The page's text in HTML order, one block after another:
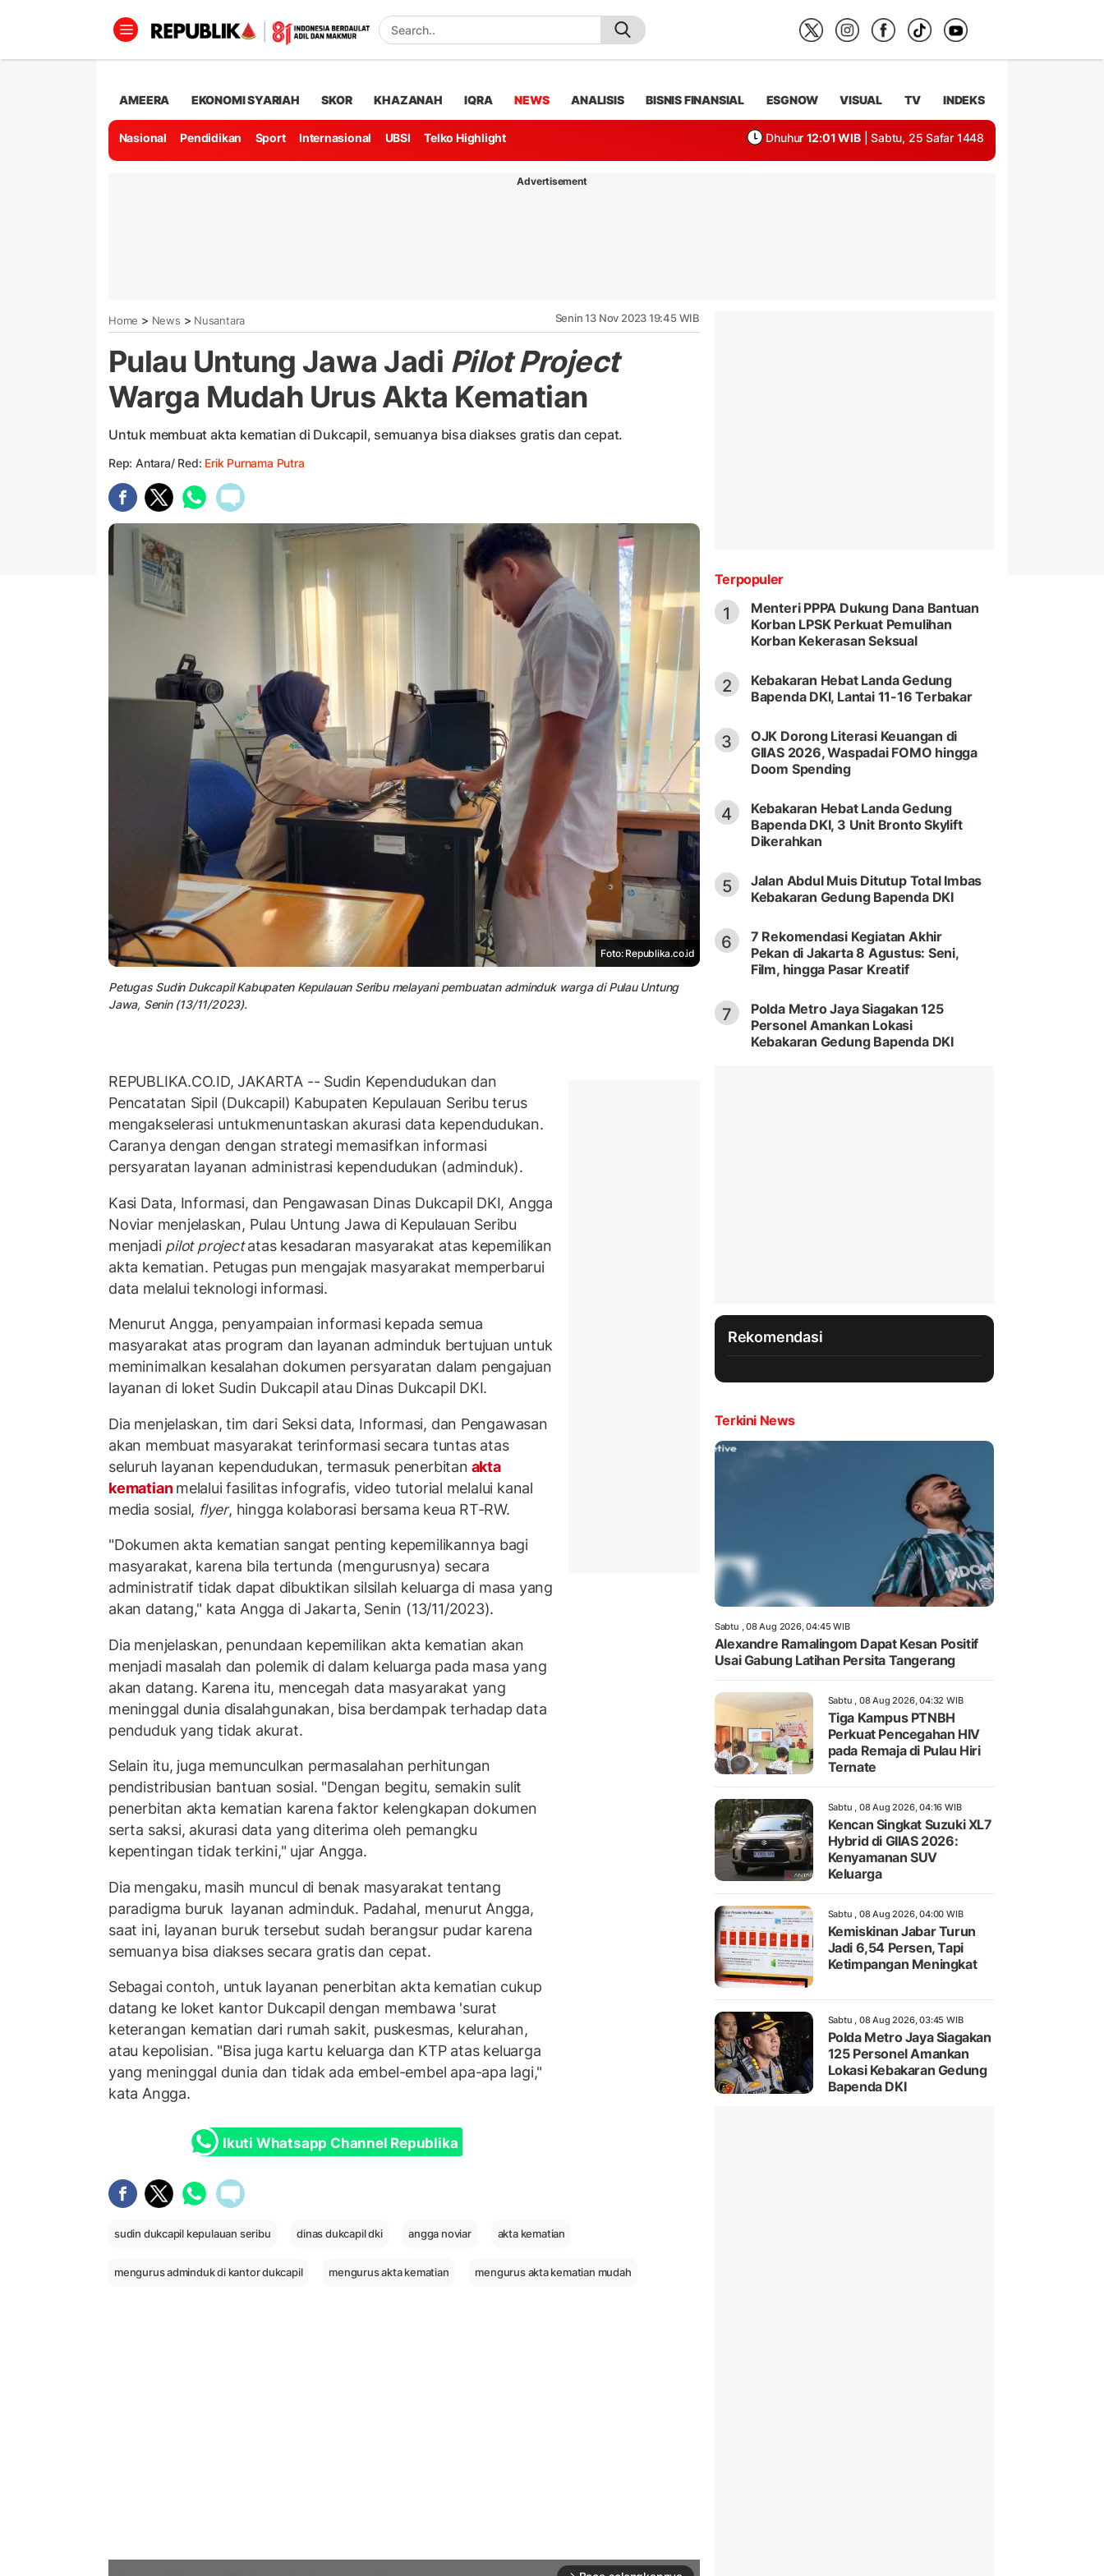
AMEERA EKONOMI SYARIAH SKOR KHAZANAH IQRA NEWS ANALISIS BISNIS FINANSIAL ESGNOW VISUAL TV INDEKS
Nasional Pendidikan Sport Internasional UBSI Telko Highlight Dhuhur 12:01 WIB | Sabtu, 25 Safar 1448
Advertisement
Home > News > Nusantara Senin 13 Nov 2023 19:45 WIB
Pulau Untung Jawa Jadi Pilot Project
Warga Mudah Urus Akta Kematian
Untuk membuat akta kematian di Dukcapil, semuanya bisa diakses gratis dan cepat.
Rep: Antara/ Red: Erik Purnama Putra
Foto: Republika.co.id
Petugas Sudin Dukcapil Kabupaten Kepulauan Seribu melayani pembuatan adminduk warga di Pulau Untung
Jawa, Senin (13/11/2023).
REPUBLIKA.CO.ID, JAKARTA -- Sudin Kependudukan dan
Pencatatan Sipil (Dukcapil) Kabupaten Kepulauan Seribu terus
mengakselerasi untukmenuntaskan akurasi data kependudukan.
Caranya dengan dengan strategi memasifkan informasi
persyaratan layanan administrasi kependudukan (adminduk).
Kasi Data, Informasi, dan Pengawasan Dinas Dukcapil DKI, Angga
Noviar menjelaskan, Pulau Untung Jawa di Kepulauan Seribu
menjadi pilot projectatas kesadaran masyarakat atas kepemilikan
akta kematian. Petugas pun mengajak masyarakat memperbarui
data melalui teknologi informasi.
Menurut Angga, penyampaian informasi kepada semua
masyarakat atas program dan layanan adminduk bertujuan untuk
meminimalkan kesalahan dokumen persyaratan dalam pengajuan
layanan di loket Sudin Dukcapil atau Dinas Dukcapil DKI.
Dia menjelaskan, tim dari Seksi data, Informasi, dan Pengawasan
akan membuat masyarakat terinformasi secara tuntas atas
seluruh layanan kependudukan, termasuk penerbitan akta
kematianmelalui fasilitas infografis, video tutorial melalui kanal
media sosial, flyer, hingga kolaborasi bersama keua RT-RW.
"Dokumen akta kematian sangat penting kepemilikannya bagi
masyarakat, karena bila tertunda (mengurusnya) secara
administratif tidak dapat dibuktikan silsilah keluarga di masa yang
akan datang," kata Angga di Jakarta, Senin (13/11/2023).
Dia menjelaskan, penundaan kepemilikan akta kematian akan
menjadi masalah dan polemik di dalam keluarga pada masa yang
akan datang. Karena itu, mencegah data masyarakat yang
meninggal dunia disalahgunakan, bisa berdampak terhadap data
penduduk yang tidak akurat.
Selain itu, juga memunculkan permasalahan perhitungan
pendistribusian bantuan sosial. "Dengan begitu, semakin sulit
penerbitan akta kematian karena faktor kelengkapan dokumen
serta saksi, akurasi data yang diterima oleh pemangku
kepentingan tidak terkini," ujar Angga.
Dia mengaku, masih muncul di benak masyarakat tentang
paradigma buruk layanan adminduk. Padahal, menurut Angga,
saat ini, layanan buruk tersebut sudah berangsur pudar karena
semuanya bisa diakses secara gratis dan cepat.
Sebagai contoh, untuk layanan penerbitan akta kematian cukup
datang ke loket kantor Dukcapil dengan membawa 'surat
keterangan kematian dari rumah sakit, puskesmas, kelurahan,
atau kepolisian. "Bisa juga kartu keluarga dan KTP atas keluarga
yang meninggal dunia dan tidak ada embel-embel apa-apa lagi,"
kata Angga.
Ikuti Whatsapp Channel Republika
sudin dukcapil kepulauan seribu dinas dukcapil dki angga noviar akta kematian
mengurus adminduk di kantor dukcapil mengurus akta kematian mengurus akta kematian mudah
Terpopuler
1
Menteri PPPA Dukung Dana Bantuan
Korban LPSK Perkuat Pemulihan
Korban Kekerasan Seksual
2
Kebakaran Hebat Landa Gedung
Bapenda DKI, Lantai 11-16 Terbakar
3
OJK Dorong Literasi Keuangan di
GIIAS 2026, Waspadai FOMO hingga
Doom Spending
4
Kebakaran Hebat Landa Gedung
Bapenda DKI, 3 Unit Bronto Skylift
Dikerahkan
5
Jalan Abdul Muis Ditutup Total Imbas
Kebakaran Gedung Bapenda DKI
6
7 Rekomendasi Kegiatan Akhir
Pekan di Jakarta 8 Agustus: Seni,
Film, hingga Pasar Kreatif
7
Polda Metro Jaya Siagakan 125
Personel Amankan Lokasi
Kebakaran Gedung Bapenda DKI
Rekomendasi
Terkini News
Sabtu , 08 Aug 2026, 04:45 WIB
Alexandre Ramalingom Dapat Kesan Positif
Usai Gabung Latihan Persita Tangerang
Sabtu , 08 Aug 2026, 04:32 WIB
Tiga Kampus PTNBH
Perkuat Pencegahan HIV
pada Remaja di Pulau Hiri
Ternate
Sabtu , 08 Aug 2026, 04:16 WIB
Kencan Singkat Suzuki XL7
Hybrid di GIIAS 2026:
Kenyamanan SUV
Keluarga
Sabtu , 08 Aug 2026, 04:00 WIB
Kemiskinan Jabar Turun
Jadi 6,54 Persen, Tapi
Ketimpangan Meningkat
Sabtu , 08 Aug 2026, 03:45 WIB
Polda Metro Jaya Siagakan
125 Personel Amankan
Lokasi Kebakaran Gedung
Bapenda DKI